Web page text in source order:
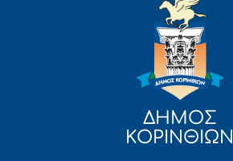
ΔΗΜΟΣ
ΚΟΡΙΝΘΙΩΝ